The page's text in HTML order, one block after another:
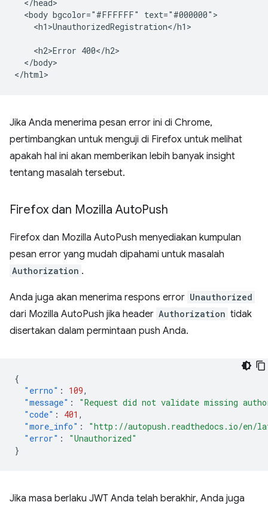
  </head>
  <body bgcolor="#FFFFFF" text="#000000">
    <h1>UnauthorizedRegistration</h1>
    <h2>Error 400</h2>
  </body>
Jika Anda menerima pesan error ini di Chrome,
pertimbangkan untuk menguji di Firefox untuk melihat
apakah hal ini akan memberikan lebih banyak insight
tentang masalah tersebut.
Firefox dan Mozilla AutoPush
Firefox dan Mozilla AutoPush menyediakan kumpulan
pesan error yang mudah dipahami untuk masalah
Authorization .
Anda juga akan menerima respons error Unauthorized
dari Mozilla AutoPush jika header Authorization tidak
disertakan dalam permintaan push Anda.
{
"errno" : 109,
"message" :
"Request did not validate missing
"code" : 401 ,
"more_info" :
"http://autopush.readthedocs.io/en/
"error" :
"Unauthorized"
}
Jika masa berlaku JWT Anda telah berakhir, Anda juga